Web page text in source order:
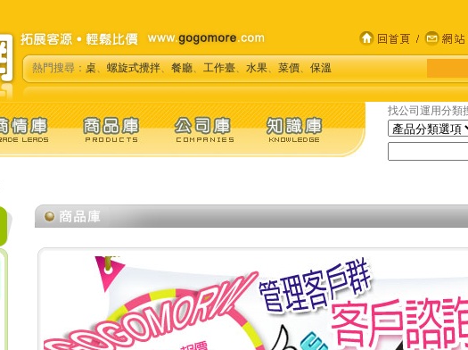
熱門搜尋：桌、螺旋式攪拌、餐廳、工作臺、水果、菜價、保溫
找公司運用分類